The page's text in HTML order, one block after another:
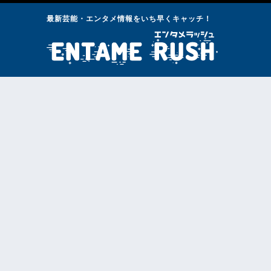
最新芸能・エンタメ情報をいち早くキャッチ！